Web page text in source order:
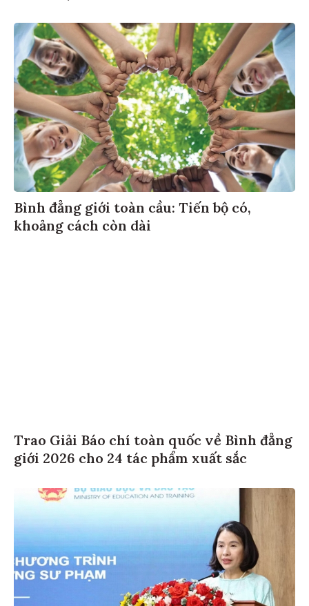
Bình đẳng giới toàn cầu: Tiến bộ có,
khoảng cách còn dài
Trao Giải Báo chí toàn quốc về Bình đẳng
giới 2026 cho 24 tác phẩm xuất sắc